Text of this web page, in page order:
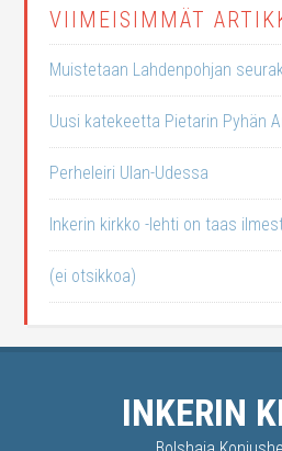
VIIMEISIMMÄT
Muistetaan Lahdenpohjan
Uusi katekeetta Pietarin Pyhän
Perheleiri Ulan-Udessa
Inkerin kirkko -lehti on taas
(ei otsikkoa)
INKERIN